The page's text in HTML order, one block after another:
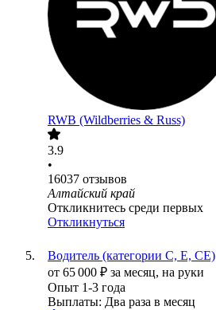
RWB (Wildberries & Russ)
3.9
•
16037 отзывов
Алтайский край
Откликнитесь среди первых
Откликнуться
Водитель (категории С, Е, СЕ)
от 65 000 ₽ за месяц, на руки
Опыт 1-3 года
Выплаты: Два раза в месяц